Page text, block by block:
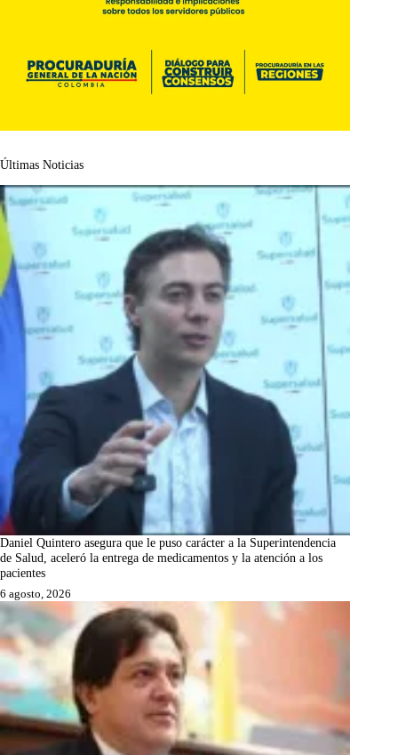
Últimas Noticias
Daniel Quintero asegura que le puso carácter a la Superintendencia
de Salud, aceleró la entrega de medicamentos y la atención a los
pacientes
6 agosto, 2026